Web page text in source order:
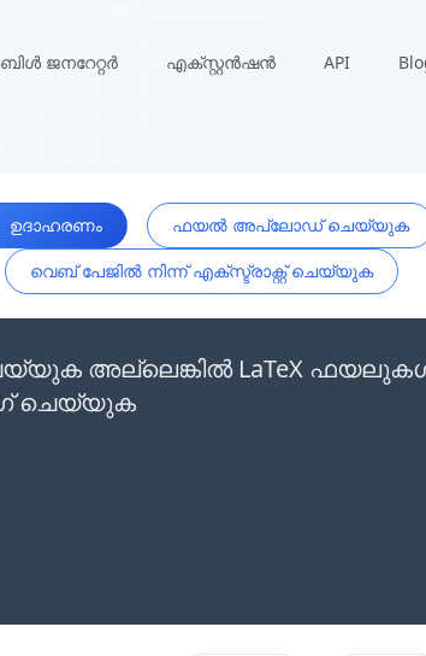
ജനറേറ്റർ എക്സ്റ്റൻഷൻ API
ഉദാഹരണം
ഫയൽ അപ്‌ലോഡ് ചെയ്യുക
വെബ് പേജിൽ നിന്ന് എക്സ്ട്രാക്റ്റ് ചെയ്യുക
ചെയ്യുക അല്ലെങ്കിൽ LaTeX
ചെയ്യുക